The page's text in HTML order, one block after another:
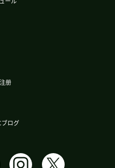
们很自由的样子。越老
统的观念了吧。
诉我正确的表达。我很
用得好。我不得不 反复
事们来日本，那个时候
就好了！我的老家被叫
女性 )
册
ブログ